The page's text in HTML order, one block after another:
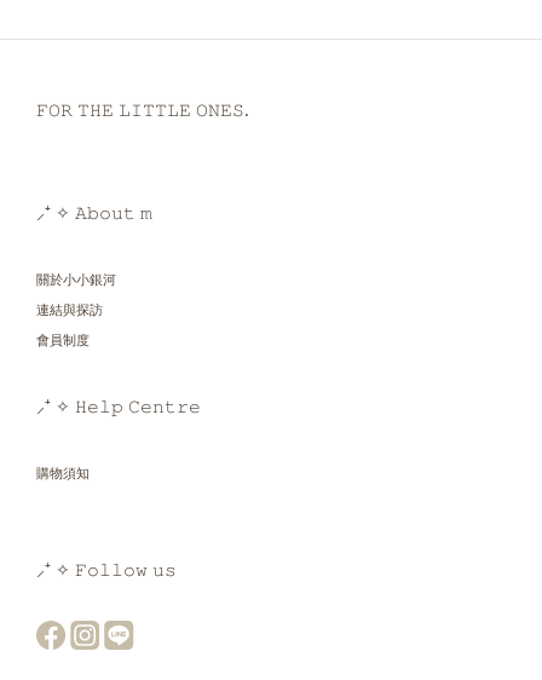
𝙵𝙾𝚁 𝚃𝙷𝙴 𝙻𝙸𝚃𝚃𝙻𝙴 𝙾𝙽𝙴𝚂.
⸝⁺ ✧ 𝙰𝚋𝚘𝚞𝚝 𝚖
關於小小銀河
連結與探訪
會員制度
⸝⁺ ✧ 𝙷𝚎𝚕𝚙 𝙲𝚎𝚗𝚝𝚛𝚎
購物須知
⸝⁺ ✧ 𝙵𝚘𝚕𝚕𝚘𝚠 𝚞𝚜